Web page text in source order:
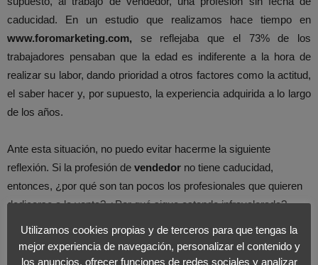
caducidad. En un estudio que realizamos hace tiempo en
www.foromarketing.com, se reflejaba que el 73% de los
trabajadores pensaban que la edad es indiferente a la hora de
realizar su labor, dando prioridad a otros factores como la actitud,
el saber hacer y, por supuesto, la experiencia adquirida a lo largo
de los años.
Ante esta situación, no puedo evitar hacerme la siguiente
reflexión. Si la profesión de vendedor no tiene caducidad,
entonces, ¿por qué son tan pocos los profesionales que quieren
dedicarse a la venta? ¿Por qué sigue estando infravalorada?
vez, porque las compañías desconocen que el éxito pasa
irremediablemente por poseer una buenaestrategia de ventas
Utilizamos cookies propias y de terceros para que tengas la
mejor experiencia de navegación, personalizar el contenido y
los anuncios, ofrecer funciones de redes sociales y analizar